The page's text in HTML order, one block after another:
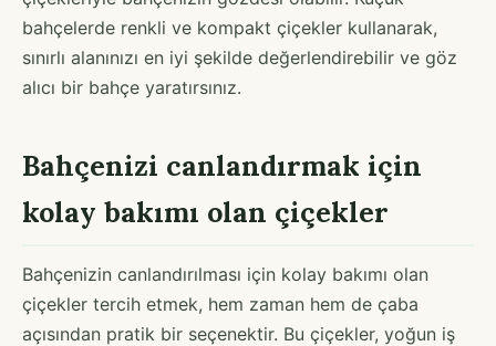
bahçelerde renkli ve kompakt çiçekler kullanarak,
sınırlı alanınızı en iyi şekilde değerlendirebilir ve göz
alıcı bir bahçe yaratırsınız.
Bahçenizi canlandırmak için
kolay bakımı olan çiçekler
Bahçenizin canlandırılması için kolay bakımı olan
çiçekler tercih etmek, hem zaman hem de çaba
açısından pratik bir seçenektir. Bu çiçekler, yoğun iş